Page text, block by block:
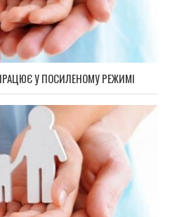
У ПОСИЛЕНОМУ РЕЖИМІ